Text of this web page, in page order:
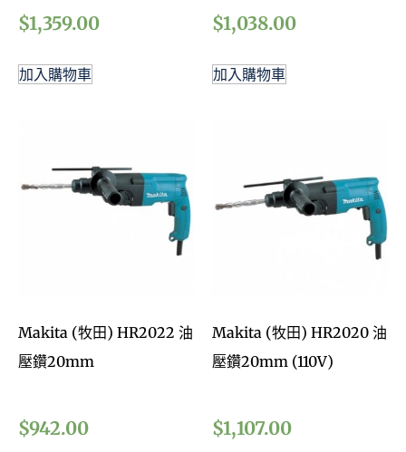
$1,359.00
加入購物車
$1,038.00
加入購物車
Makita (牧田) HR2022 油
壓鑽20mm
$942.00
Makita (牧田) HR2020 油
壓鑽20mm (110V)
$1,107.00